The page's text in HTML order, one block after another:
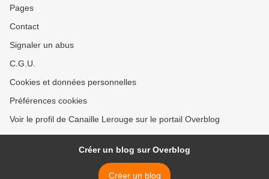
Pages
Contact
Signaler un abus
C.G.U.
Cookies et données personnelles
Préférences cookies
Voir le profil de Canaille Lerouge sur le portail Overblog
Créer un blog sur Overblog
Créer un blog